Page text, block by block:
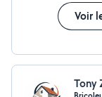
Voir
Tony